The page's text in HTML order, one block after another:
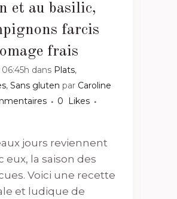
et au basilic,
farcis
frais
dans Plats,
, Sans gluten par Caroline
0
Likes
jours reviennent
eux, la saison des
Voici une recette
et ludique de